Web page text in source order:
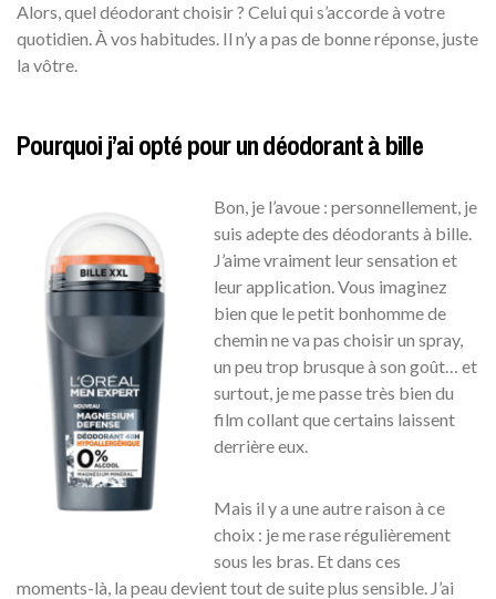
Alors, quel déodorant choisir ? Celui qui s’accorde à votre
quotidien. À vos habitudes. Il n’y a pas de bonne réponse, juste
la vôtre.
Pourquoi j’ai opté pour un déodorant à bille
Bon, je l’avoue : personnellement, je
suis adepte des déodorants à bille.
J’aime vraiment leur sensation et
leur application. Vous imaginez
bien que le petit bonhomme de
chemin ne va pas choisir un spray,
un peu trop brusque à son goût… et
surtout, je me passe très bien du
film collant que certains laissent
derrière eux.
Mais il y a une autre raison à ce
choix : je me rase régulièrement
sous les bras. Et dans ces
moments-là, la peau devient tout de suite plus sensible. J’ai